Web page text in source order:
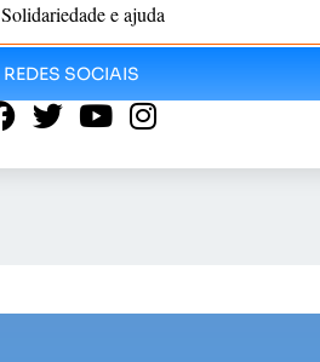
Solidariedade e ajuda
REDES SOCIAIS